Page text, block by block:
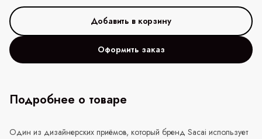
Оформить заказ
Подробнее о товаре
Один из дизайнерских приёмов, который бренд Sacai использует